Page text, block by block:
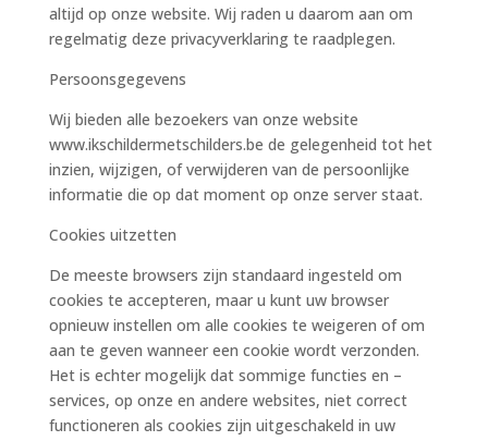
altijd op onze website. Wij raden u daarom aan om
regelmatig deze privacyverklaring te raadplegen.
Persoonsgegevens
Wij bieden alle bezoekers van onze website
www.ikschildermetschilders.be de gelegenheid tot het
inzien, wijzigen, of verwijderen van de persoonlijke
informatie die op dat moment op onze server staat.
Cookies uitzetten
De meeste browsers zijn standaard ingesteld om
cookies te accepteren, maar u kunt uw browser
opnieuw instellen om alle cookies te weigeren of om
aan te geven wanneer een cookie wordt verzonden.
Het is echter mogelijk dat sommige functies en –
services, op onze en andere websites, niet correct
functioneren als cookies zijn uitgeschakeld in uw